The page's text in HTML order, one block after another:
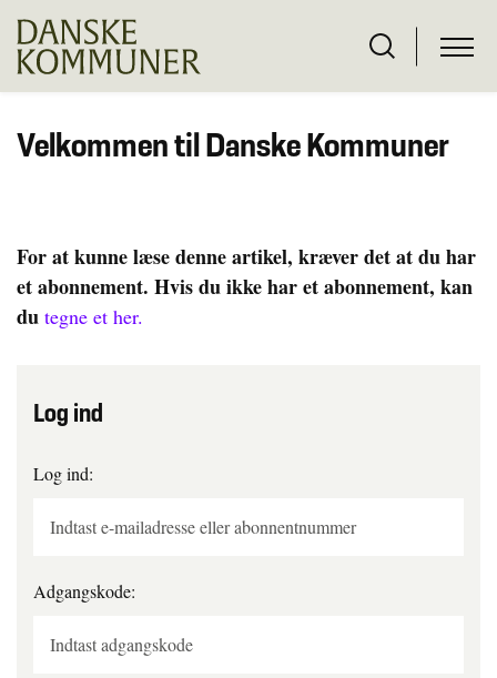
Velkommen til Danske Kommuner
For at kunne læse denne artikel, kræver det at du har
et abonnement. Hvis du ikke har et abonnement, kan
du tegne et her.
Log ind
Log ind:
Adgangskode: